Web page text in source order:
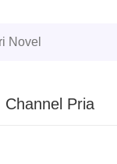
Channel Pria